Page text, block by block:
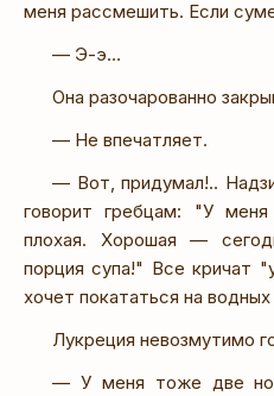
меня рассмешить. Если
— Э-э…
Она разочарованно
— Не впечатляет.
— Вот, придумал!..
говорит гребцам: "У
плохая. Хорошая —
порция супа!" Все кричат
хочет покататься на
Лукреция невозмутимо
— У меня тоже две